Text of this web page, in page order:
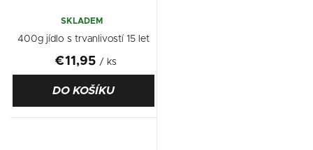
SKLADEM
€11,95 / ks
DO KOŠÍKU
400g jídlo s trvanlivostí 15 let